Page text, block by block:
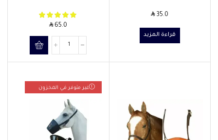
SAR35.0
قراءة المزيد
SAR65.0
غير متوفر في المخزون